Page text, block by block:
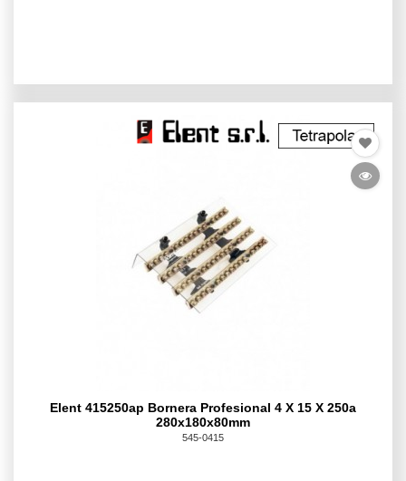
Elent 415250ap Bornera Profesional 4 X 15 X 250a
280x180x80mm
545-0415